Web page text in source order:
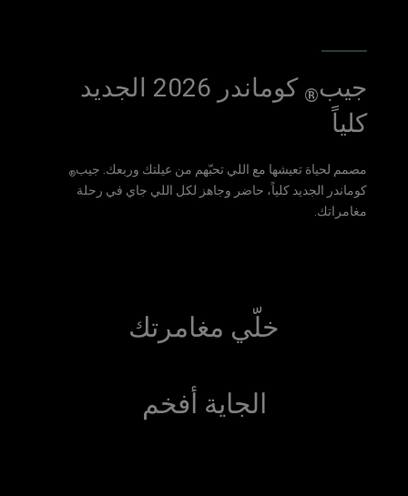
جيب®
كوماندر 2026 الجديد
كلياً
مصمم لحياة تعيشها مع اللي تحبّهم من عيلتك وربعك. جيب®
كوماندر الجديد كلياً، حاضر وجاهز لكل اللي جاي في رحلة
مغامراتك.
خلّي مغامرتك
الجاية أفخم